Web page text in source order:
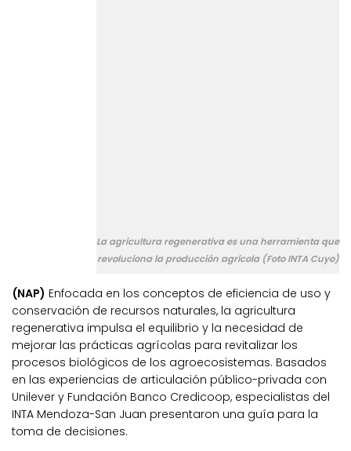
La agricultura regenerativa es una herramienta que
revoluciona la producción agrícola (Foto INTA Cuyo)
(NAP) Enfocada en los conceptos de eficiencia de uso y
conservación de recursos naturales, la agricultura
regenerativa impulsa el equilibrio y la necesidad de
mejorar las prácticas agrícolas para revitalizar los
procesos biológicos de los agroecosistemas. Basados
en las experiencias de articulación público-privada con
Unilever y Fundación Banco Credicoop, especialistas del
INTA Mendoza-San Juan presentaron una guía para la
toma de decisiones.